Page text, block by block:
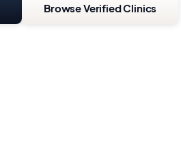
Browse Verified Clinics